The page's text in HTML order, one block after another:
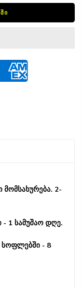
2-
1 სამუშაო დღე.
სოფლებში - 8